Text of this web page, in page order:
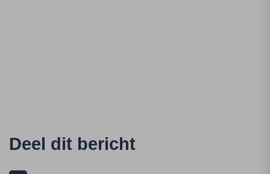
Deel dit bericht